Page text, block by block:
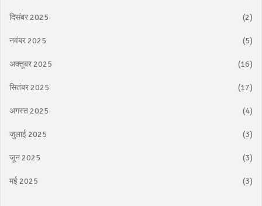
दिसंबर 2025 (2)
नवंबर 2025 (5)
अक्तूबर 2025 (16)
सितंबर 2025 (17)
अगस्त 2025 (4)
जुलाई 2025 (3)
जून 2025 (3)
मई 2025 (3)